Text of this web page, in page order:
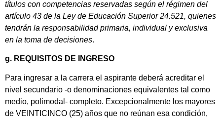
títulos con competencias reservadas según el régimen del
artículo 43 de la Ley de Educación Superior 24.521, quienes
tendrán la responsabilidad primaria, individual y exclusiva
en la toma de decisiones.
g. REQUISITOS DE INGRESO
Para ingresar a la carrera el aspirante deberá acreditar el
nivel secundario -o denominaciones equivalentes tal como
medio, polimodal- completo. Excepcionalmente los mayores
de VEINTICINCO (25) años que no reúnan esa condición,